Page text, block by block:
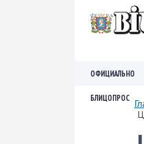
ОФИЦИАЛЬНО
БЛИЦОПРОС